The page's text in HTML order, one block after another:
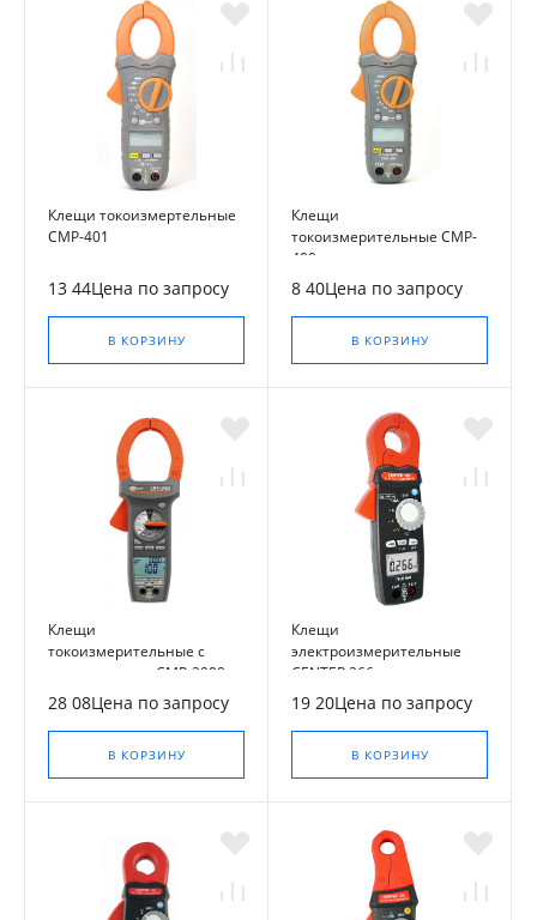
Клещи токоизмертельные
CMP-401
13 44Цена по запросу
В КОРЗИНУ
Клещи
токоизмерительные CMP-
400
8 40Цена по запросу
В КОРЗИНУ
Клещи
токоизмерительные с
мультиметром CMP-2000
28 08Цена по запросу
В КОРЗИНУ
Клещи
электроизмерительные
CENTER 266
19 20Цена по запросу
В КОРЗИНУ